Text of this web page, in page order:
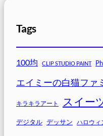
Tags
100均 CLIP STUDIO PAINT
エイミーの白猫ファ
キラキラアート スイー
デジタル デッサン ハロウィ